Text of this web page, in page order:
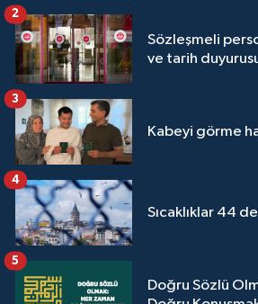
Sözleşmeli
ve tarih
2
Kabeyi görme
3
Sıcaklıklar 44
4
Doğru Sözlü
5
Sakarya Müftülüğü
Samsun Müftülüğü
Sinop Müftülüğü
Sivas Müftülüğü
Şanlıurfa Müftülüğü
Şırnak Müftülüğü